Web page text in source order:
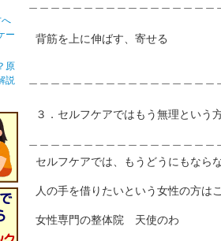
背筋を上に伸ばす、寄せる
３．セルフケアではもう無理という
セルフケアでは、もうどうにもなら
人の手を借りたいという女性の方は
女性専門の整体院 天使のわ
ー
原
説